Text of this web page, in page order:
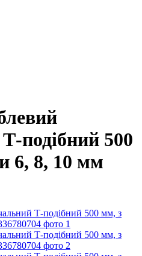
подібний 500
6, 8, 10 мм